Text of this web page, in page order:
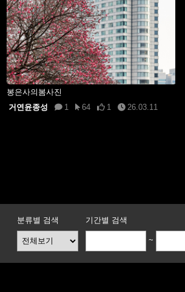
봉은사의봄사진
거연윤종성
1 64 1 26.03.11
분류별 검색 기간별 검색
~